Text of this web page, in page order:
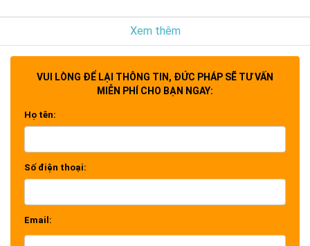
Xem thêm
VUI LÒNG ĐỂ LẠI THÔNG TIN, ĐỨC PHÁP SẼ TƯ VẤN
MIỄN PHÍ CHO BẠN NGAY:
Họ tên:
Số điện thoại:
Email: